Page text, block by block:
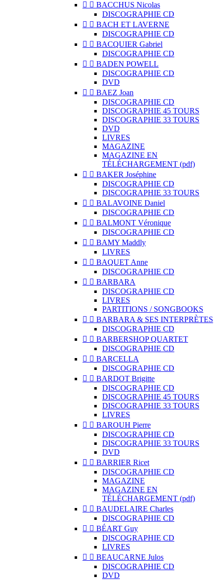
  BACCHUS Nicolas
DISCOGRAPHIE CD
  BACH ET LAVERNE
DISCOGRAPHIE CD
  BACQUIER Gabriel
DISCOGRAPHIE CD
  BADEN POWELL
DISCOGRAPHIE CD
DVD
  BAEZ Joan
DISCOGRAPHIE CD
DISCOGRAPHIE 45 TOURS
DISCOGRAPHIE 33 TOURS
DVD
LIVRES
MAGAZINE
MAGAZINE EN
TÉLÉCHARGEMENT (pdf)
  BAKER Joséphine
DISCOGRAPHIE CD
DISCOGRAPHIE 33 TOURS
  BALAVOINE Daniel
DISCOGRAPHIE CD
  BALMONT Véronique
DISCOGRAPHIE CD
  BAMY Maddly
LIVRES
  BAQUET Anne
DISCOGRAPHIE CD
  BARBARA
DISCOGRAPHIE CD
LIVRES
PARTITIONS / SONGBOOKS
  BARBARA & SES INTERPRÈTES
DISCOGRAPHIE CD
  BARBERSHOP QUARTET
DISCOGRAPHIE CD
  BARCELLA
DISCOGRAPHIE CD
  BARDOT Brigitte
DISCOGRAPHIE CD
DISCOGRAPHIE 45 TOURS
DISCOGRAPHIE 33 TOURS
LIVRES
  BAROUH Pierre
DISCOGRAPHIE CD
DISCOGRAPHIE 33 TOURS
DVD
  BARRIER Ricet
DISCOGRAPHIE CD
MAGAZINE
MAGAZINE EN
TÉLÉCHARGEMENT (pdf)
  BAUDELAIRE Charles
DISCOGRAPHIE CD
  BÉART Guy
DISCOGRAPHIE CD
LIVRES
  BEAUCARNE Julos
DISCOGRAPHIE CD
DVD